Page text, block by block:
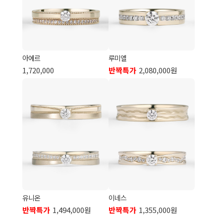
아에르
1,720,000
루미엘
반짝특가 2,080,000원
유니온
반짝특가 1,494,000원
이네스
반짝특가 1,355,000원